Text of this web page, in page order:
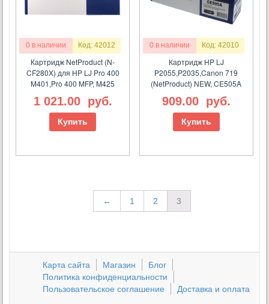
0 в наличии Код: 42012
Картридж NetProduct (N-
CF280X) для HP LJ Pro 400
M401,Pro 400 MFP, M425
1 021.00 руб.
Купить
0 в наличии Код: 42010
Картридж HP LJ
P2055,P2035,Canon 719
(NetProduct) NEW, CE505A
909.00 руб.
Купить
← 1 2 3
Карта сайта Магазин
Блог
Политика конфиденциальности
Пользовательское соглашение
Доставка и оплата